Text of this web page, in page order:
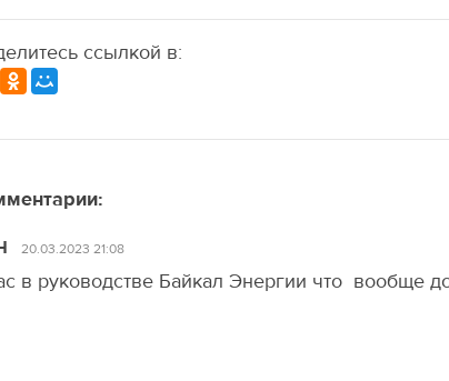
ссылкой в:
20.03.2023 21:08
в руководстве Байкал Энергии что вообще